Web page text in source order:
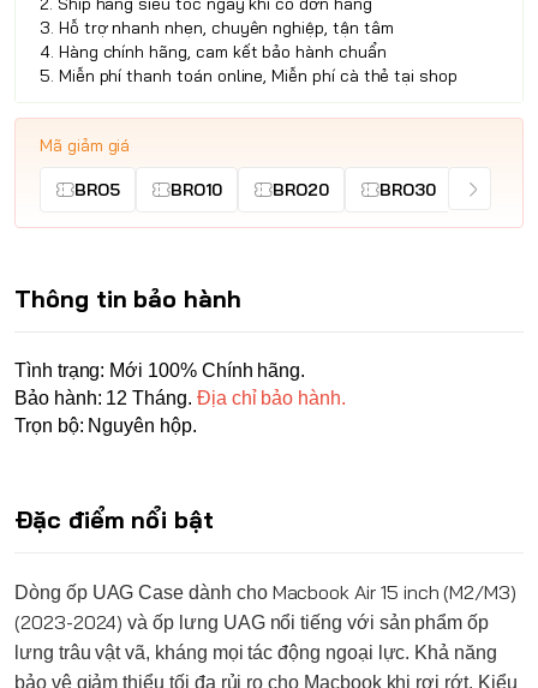
3. Hỗ trợ nhanh nhẹn, chuyên nghiệp, tận tâm
4. Hàng chính hãng, cam kết bảo hành chuẩn
5. Miễn phí thanh toán online, Miễn phí cà thẻ tại shop
Mã giảm giá
BRO5 BRO10 BRO20 BRO30
Thông tin bảo hành
Tình trạng: Mới 100% Chính hãng.
Bảo hành: 12 Tháng. Địa chỉ bảo hành.
Trọn bộ: Nguyên hộp.
Đặc điểm nổi bật
Dòng ốp UAG Case dành cho Macbook Air 15 inch (M2/M3)
(2023-2024) và ốp lưng UAGnổi tiếng với sản phẩm ốp
lưng trâu vật vã, kháng mọi tác động ngoại lực. Khả năng
bảo vệ giảm thiểu tối đa rủi ro cho Macbook khi rơi rớt. Kiểu